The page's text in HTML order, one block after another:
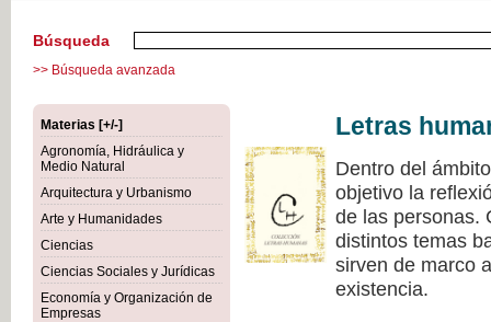
Búsqueda
>> Búsqueda avanzada
Materias [+/-]
Agronomía, Hidráulica y
Medio Natural
Arquitectura y Urbanismo
Arte y Humanidades
Ciencias
Ciencias Sociales y Jurídicas
Economía y Organización de
Empresas
Letras
Dentro del
objetivo la
de las personas.
distintos temas
sirven de marco
existencia.